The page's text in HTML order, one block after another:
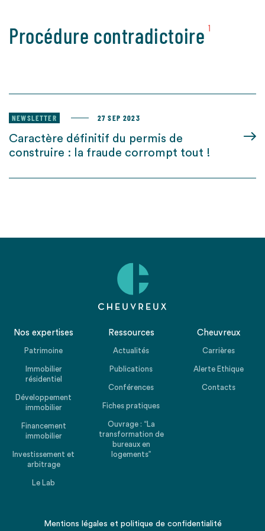
Procédure contradictoire 1
NEWSLETTER 27 SEP 2023
Caractère définitif du permis de
construire : la fraude corrompt tout !
Nos expertises
Patrimoine
Immobilier
résidentiel
Développement
immobilier
Financement
immobilier
Investissement et
arbitrage
Le Lab
Ressources
Actualités
Publications
Conférences
Fiches pratiques
Ouvrage : “La
transformation de
bureaux en
logements”
Cheuvreux
Carrières
Alerte Ethique
Contacts
Mentions légales et politique de confidentialité